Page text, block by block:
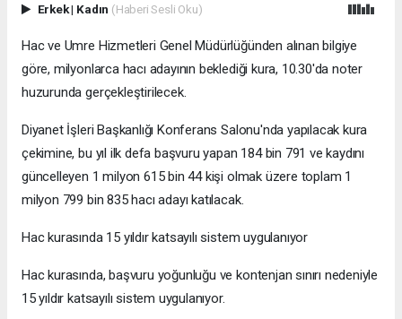
Erkek| Kadın (Haberi Sesli Oku)
Hac ve Umre Hizmetleri Genel Müdürlüğünden alınan bilgiye
göre, milyonlarca hacı adayının beklediği kura, 10.30'da noter
huzurunda gerçekleştirilecek.
Diyanet İşleri Başkanlığı Konferans Salonu'nda yapılacak kura
çekimine, bu yıl ilk defa başvuru yapan 184 bin 791 ve kaydını
güncelleyen 1 milyon 615 bin 44 kişi olmak üzere toplam 1
milyon 799 bin 835 hacı adayı katılacak.
Hac kurasında 15 yıldır katsayılı sistem uygulanıyor
Hac kurasında, başvuru yoğunluğu ve kontenjan sınırı nedeniyle
15 yıldır katsayılı sistem uygulanıyor.